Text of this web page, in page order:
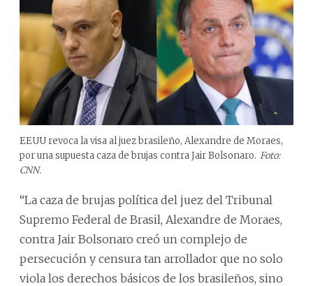
EEUU revoca la visa al juez brasileño, Alexandre de Moraes,
por una supuesta caza de brujas contra Jair Bolsonaro. Foto:
CNN.
“La caza de brujas política del juez del Tribunal
Supremo Federal de Brasil, Alexandre de Moraes,
contra Jair Bolsonaro creó un complejo de
persecución y censura tan arrollador que no solo
viola los derechos básicos de los brasileños, sino